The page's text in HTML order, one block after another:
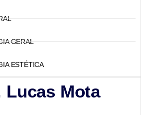
GERAL
ESTÉTICA
Lucas Mota